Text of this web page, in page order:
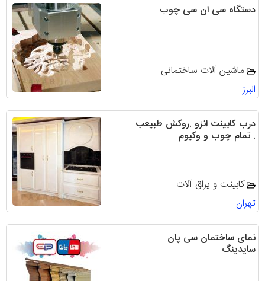
دستگاه سی ان سی چوب
ماشین آلات ساختمانی
البرز
درب کابینت انزو .روکش طبیعب
. تمام چوب و وکیوم
کابینت و یراق آلات
تهران
نمای ساختمان سی پان
سایدینگ